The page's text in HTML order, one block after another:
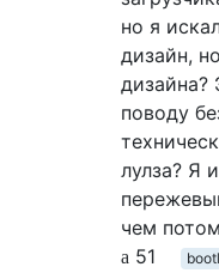
но я
дизайн,
дизайна?
поводу
лулза? Я
чем
51